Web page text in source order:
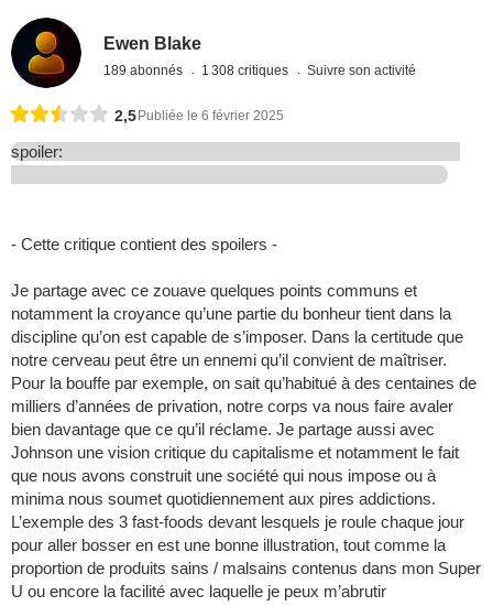
Ewen Blake
189 abonnés 1 308 critiques Suivre son activité
2,5 Publiée le 6 février 2025
spoiler:
- Cette critique contient des spoilers -
Je partage avec ce zouave quelques points communs et
notamment la croyance qu’une partie du bonheur tient dans la
discipline qu’on est capable de s’imposer. Dans la certitude que
notre cerveau peut être un ennemi qu’il convient de maîtriser.
Pour la bouffe par exemple, on sait qu’habitué à des centaines de
milliers d’années de privation, notre corps va nous faire avaler
bien davantage que ce qu’il réclame. Je partage aussi avec
Johnson une vision critique du capitalisme et notamment le fait
que nous avons construit une société qui nous impose ou à
minima nous soumet quotidiennement aux pires addictions.
L’exemple des 3 fast-foods devant lesquels je roule chaque jour
pour aller bosser en est une bonne illustration, tout comme la
proportion de produits sains / malsains contenus dans mon Super
U ou encore la facilité avec laquelle je peux m’abrutir